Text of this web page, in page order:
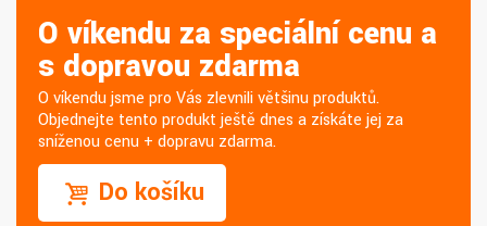
O víkendu za speciální cenu a
s dopravou zdarma
O víkendu jsme pro Vás zlevnili většinu produktů.
Objednejte tento produkt ještě dnes a získáte jej za
sníženou cenu + dopravu zdarma.
Do košíku